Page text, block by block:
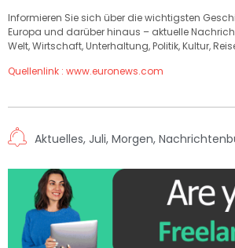
Informieren Sie sich über die wichtigsten
Europa und darüber hinaus – aktuelle
Welt, Wirtschaft, Unterhaltung, Politik, Kultur,
Quellenlink : www.euronews.com
Aktuelles, Juli, Morgen,